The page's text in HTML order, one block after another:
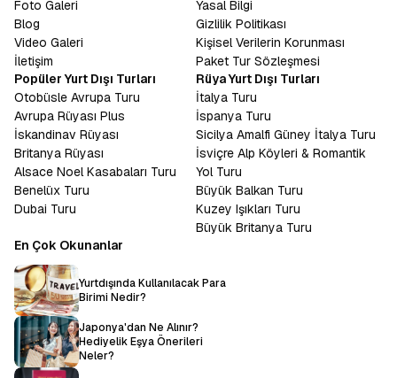
Foto Galeri
Blog
Video Galeri
İletişim
Yasal Bilgi
Gizlilik Politikası
Kişisel Verilerin Korunması
Paket Tur Sözleşmesi
Popüler Yurt Dışı Turları
Otobüsle Avrupa Turu
Avrupa Rüyası Plus
İskandinav Rüyası
Britanya Rüyası
Alsace Noel Kasabaları Turu
Benelüx Turu
Dubai Turu
Rüya Yurt Dışı Turları
İtalya Turu
İspanya Turu
Sicilya Amalfi Güney İtalya Turu
İsviçre Alp Köyleri & Romantik
Yol Turu
Büyük Balkan Turu
Kuzey Işıkları Turu
Büyük Britanya Turu
En Çok Okunanlar
Yurtdışında Kullanılacak Para
Birimi Nedir?
Japonya'dan Ne Alınır?
Hediyelik Eşya Önerileri
Neler?